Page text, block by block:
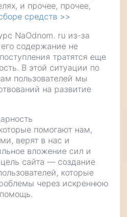
и прочее, прочее,
средств >>
NaOdnom. ru из-за
содержание не
тратятся еще
В этой ситуации по
пользователей мы
на развитие
помогают нам,
верят в нас и
вложение сил и
сайта — создание
которые
через искреннюю